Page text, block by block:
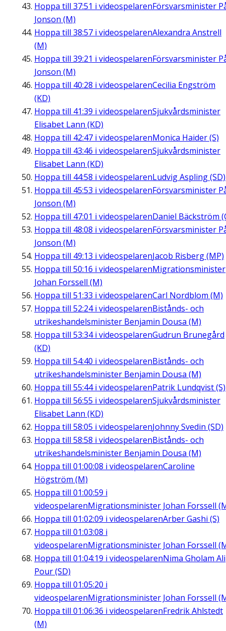
Hoppa till 37:51 i videospelarenFörsvarsminister
Jonson (M)
Hoppa till 38:57 i videospelarenAlexandra Anstrell
(M)
Hoppa till 39:21 i videospelarenFörsvarsminister
Jonson (M)
Hoppa till 40:28 i videospelarenCecilia Engström
(KD)
Hoppa till 41:39 i videospelarenSjukvårdsminister
Elisabet Lann (KD)
Hoppa till 42:47 i videospelarenMonica Haider (S)
Hoppa till 43:46 i videospelarenSjukvårdsminister
Elisabet Lann (KD)
Hoppa till 44:58 i videospelarenLudvig Aspling (SD)
Hoppa till 45:53 i videospelarenFörsvarsminister
Jonson (M)
Hoppa till 47:01 i videospelarenDaniel Bäckström
Hoppa till 48:08 i videospelarenFörsvarsminister
Jonson (M)
Hoppa till 49:13 i videospelarenJacob Risberg (MP)
Hoppa till 50:16 i videospelarenMigrationsminister
Johan Forssell (M)
Hoppa till 51:33 i videospelarenCarl Nordblom (M)
Hoppa till 52:24i videospelarenBistånds- och
utrikeshandelsminister Benjamin Dousa (M)
Hoppa till 53:34i videospelarenGudrun Brunegård
(KD)
Hoppa till 54:40 i videospelarenBistånds- och
utrikeshandelsminister Benjamin Dousa (M)
Hoppa till 55:44i videospelarenPatrik Lundqvist (S)
Hoppa till 56:55 i videospelarenSjukvårdsminister
Elisabet Lann (KD)
Hoppa till 58:05 i videospelarenJohnny Svedin (SD)
Hoppa till 58:58 i videospelarenBistånds- och
utrikeshandelsminister Benjamin Dousa (M)
Hoppa till 01:00:08 i videospelarenCaroline
Högström (M)
Hoppa till 01:00:59 i
videospelarenMigrationsminister Johan Forssell
Hoppa till 01:02:09 i videospelarenArber Gashi (S)
Hoppa till 01:03:08 i
videospelarenMigrationsminister Johan Forssell
Hoppa till 01:04:19 i videospelarenNima Gholam Ali
Pour (SD)
Hoppa till 01:05:20 i
videospelarenMigrationsminister Johan Forssell
Hoppa till 01:06:36 i videospelarenFredrik Ahlstedt
(M)